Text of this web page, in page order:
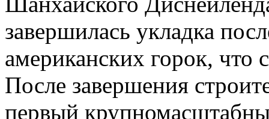
завершилась укладка
американских горок, что
После завершения
первый